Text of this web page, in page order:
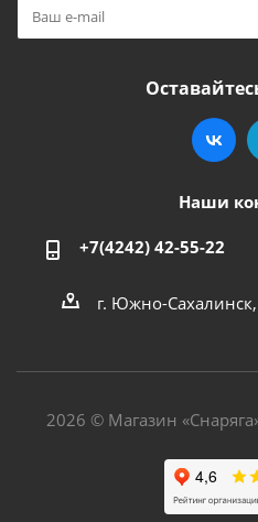
Наши
+7(4242) 42-55-22
г. Южно-
2026 © Магазин